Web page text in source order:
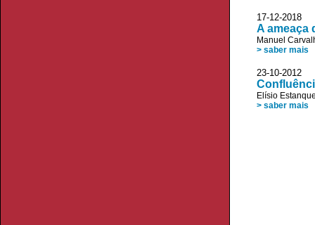
17-12-
A ameaça
Manuel
> saber mais
23-10-2012
Elísio
> saber mais